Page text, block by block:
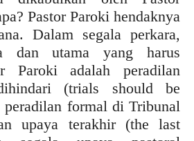
Pastor Paroki hendaknya
Dalam segala perkara,
dan utama yang harus
Paroki adalah peradilan
(trials should be
peradilan formal di Tribunal
upaya terakhir (the last